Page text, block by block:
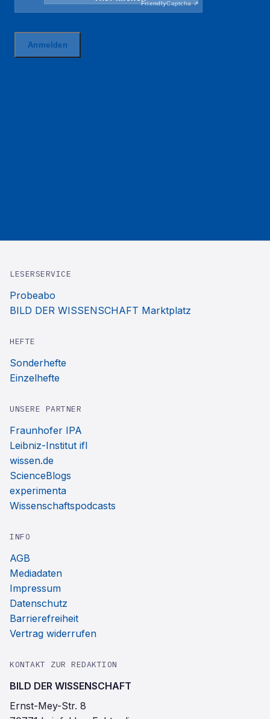
LESERSERVICE
Probeabo
BILD DER WISSENSCHAFT Marktplatz
HEFTE
Sonderhefte
Einzelhefte
UNSERE PARTNER
Fraunhofer IPA
Leibniz-Institut ifl
wissen.de
ScienceBlogs
experimenta
Wissenschaftspodcasts
INFO
AGB
Mediadaten
Impressum
Datenschutz
Barrierefreiheit
Vertrag widerrufen
KONTAKT ZUR REDAKTION
BILD DER WISSENSCHAFT
Ernst-Mey-Str. 8